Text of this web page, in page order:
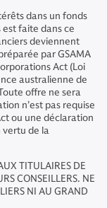
dans un fonds
faite dans ce
deviennent
par GSAMA
Act (Loi
australienne de
offre ne sera
n’est pas requise
ou une déclaration
vertu de la
TITULAIRES DE
CONSEILLERS. NE
NI AU GRAND